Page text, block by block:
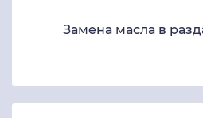
Замена масла в